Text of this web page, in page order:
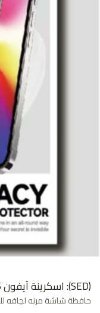
(SED): اسكرينة آيفون 15 خصوصية
حافظة شاشة مرنه لجافه